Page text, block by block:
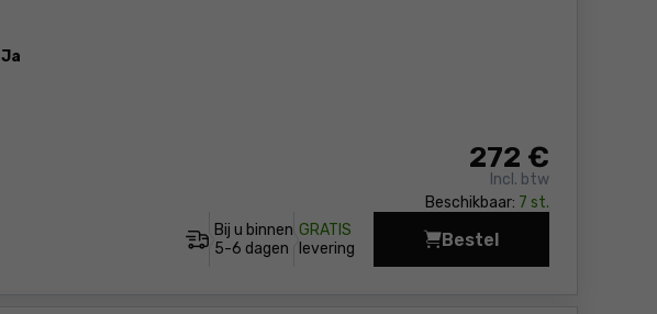
Ja
272 €
Incl. btw
Beschikbaar: 7 st.
Bij u binnen
5-6 dagen
GRATIS
levering
Bestel
Snoeischaar - Accu